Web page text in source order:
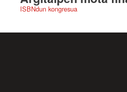
ISBNdun kongresua